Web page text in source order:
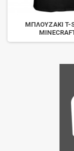
ΜΠΛΟΥΖΑΚΙ T-